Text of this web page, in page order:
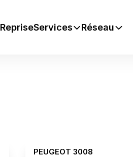
RepriseServices Réseau
PEUGEOT 3008